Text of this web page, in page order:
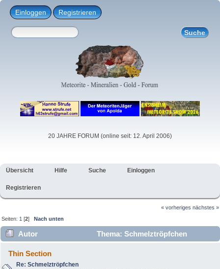
Einloggen Registrieren
20 JAHRE FORUM (online seit: 12. April 2006)
Übersicht Hilfe Suche Einloggen
Registrieren
« vorheriges nächstes »
Seiten: 1 [2]Nach unten
Autor
Thema: Schmelztröpfchen
(Gelesen 8375 mal)
Thin Section
Re: Schmelztröpfchen